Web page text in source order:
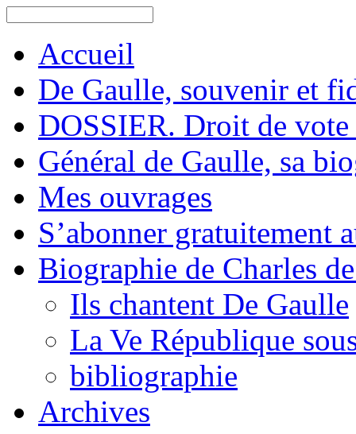
Accueil
De Gaulle, souvenir et
DOSSIER. Droit de vote
Général de Gaulle, sa
Mes ouvrages
S’abonner gratuitement
Biographie de Charles
Ils chantent De Gaulle
La Ve République
bibliographie
Archives